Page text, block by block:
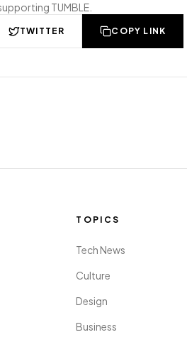
TUMBLE.
TWITTER COPY LINK
TOPICS
Tech News
Culture
Design
Business